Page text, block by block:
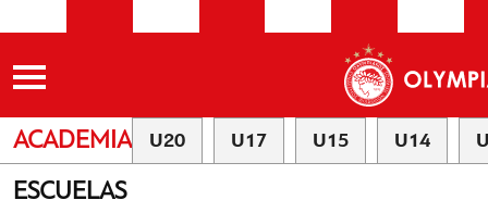
ACADEMIA U20 U17 U15 U14
ESCUELAS